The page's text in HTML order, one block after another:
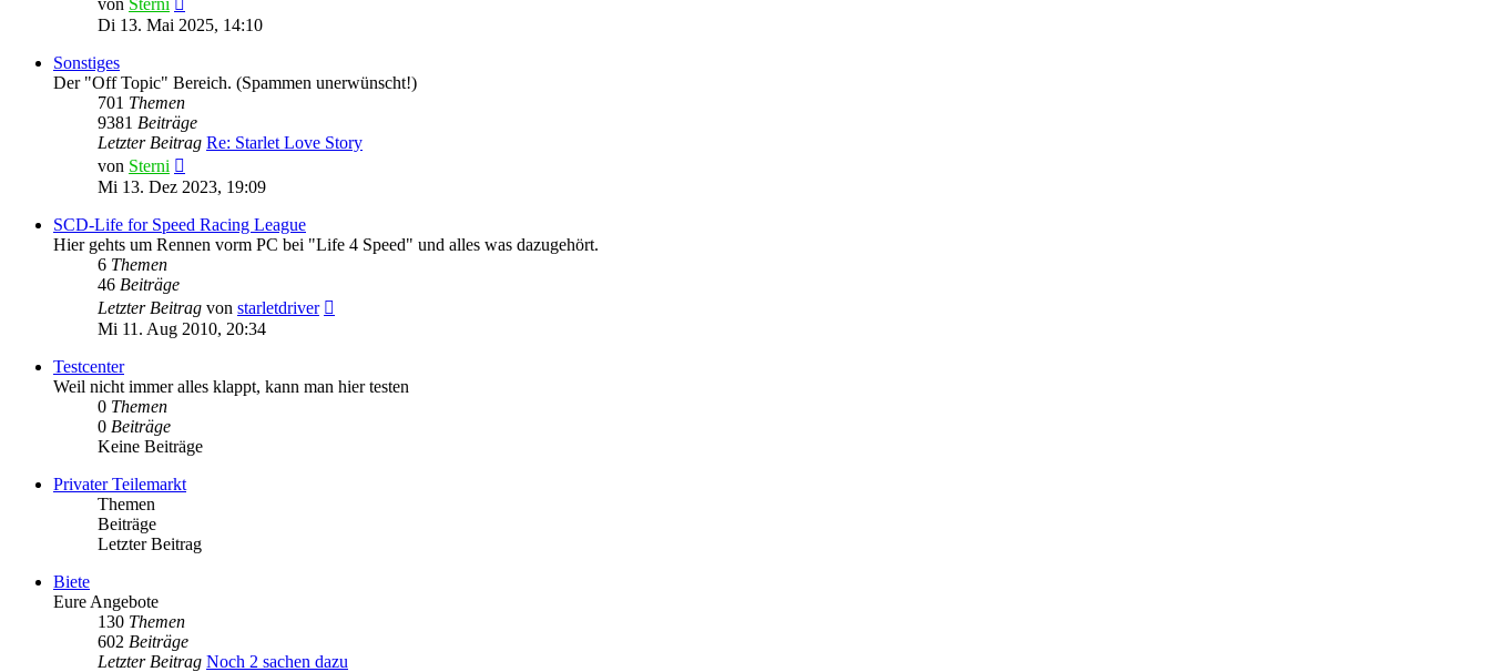
Beitrag
Di 13. Mai 2025, 14:10
Sonstiges
Der "Off Topic" Bereich. (Spammen unerwünscht!)
701 Themen
9381 Beiträge
Letzter Beitrag Re: Starlet Love Story
von Sterni
Beitrag
Mi 13. Dez 2023, 19:09
SCD-Life for Speed Racing League
Hier gehts um Rennen vorm PC bei "Life 4 Speed" und alles was dazugehört.
6 Themen
46 Beiträge
Letzter Beitrag von starletdriver
Mi 11. Aug 2010, 20:34
Testcenter
Weil nicht immer alles klappt, kann man hier testen
0 Themen
0 Beiträge
Keine Beiträge
Privater Teilemarkt
Themen
Beiträge
Letzter Beitrag
Biete
Eure Angebote
130 Themen
602 Beiträge
Letzter Beitrag Noch 2 sachen dazu